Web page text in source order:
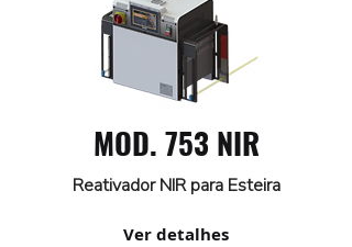
MOD. 753 NIR
Reativador NIR para Esteira
Ver detalhes